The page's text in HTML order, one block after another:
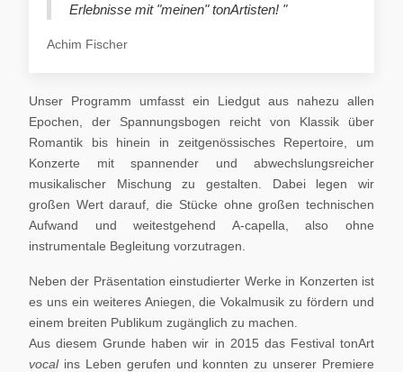
Erlebnisse mit "meinen" tonArtisten! "
Achim Fischer
Unser Programm umfasst ein Liedgut aus nahezu allen
Epochen, der Spannungsbogen reicht von Klassik über
Romantik bis hinein in zeitgenössisches Repertoire, um
Konzerte mit spannender und abwechslungsreicher
musikalischer Mischung zu gestalten. Dabei legen wir
großen Wert darauf, die Stücke ohne großen technischen
Aufwand und weitestgehend A-capella, also ohne
instrumentale Begleitung vorzutragen.
Neben der Präsentation einstudierter Werke in Konzerten ist
es uns ein weiteres Aniegen, die Vokalmusik zu fördern und
einem breiten Publikum zugänglich zu machen.
Aus diesem Grunde haben wir in 2015 das Festival tonArt
vocal ins Leben gerufen und konnten zu unserer Premiere